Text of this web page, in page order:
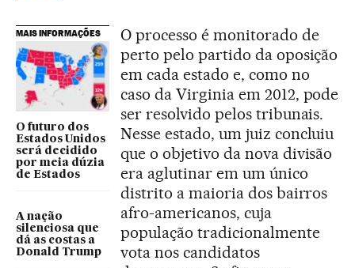
MAIS INFORMAÇÕES
O futuro dos
Estados Unidos
será decidido
por meia dúzia
de Estados
A nação
silenciosa que
dá as costas a
Donald Trump
O processo é monitorado de
perto pelo partido da oposição
em cada estado e, como no
caso da Virginia em 2012, pode
ser resolvido pelos tribunais.
Nesse estado, um juiz concluiu
que o objetivo da nova divisão
era aglutinar em um único
distrito a maioria dos bairros
afro-americanos, cuja
população tradicionalmente
vota nos candidatos